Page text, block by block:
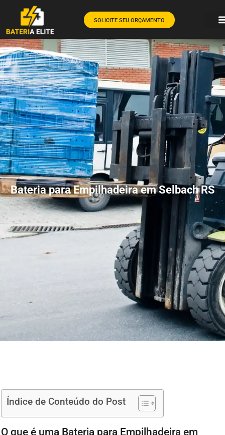
SOLICITE SEU ORÇAMENTO
Bateria para Empilhadeira em Selbach RS
Índice de Conteúdo do Post
O que é uma Bateria para Empilhadeira em